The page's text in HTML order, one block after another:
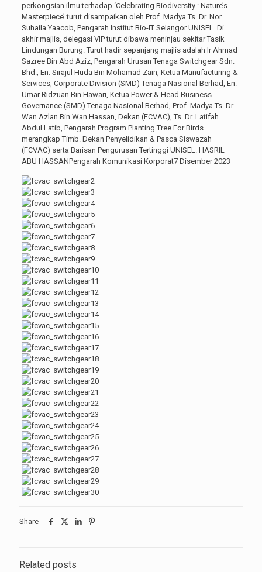
perkongsian ilmu terhadap ‘Celebrating Biodiversity : Nature’s
Masterpiece’ turut disampaikan oleh Prof. Madya Ts. Dr. Nor
Suhaila Yaacob, Pengarah Institut Bio-IT Selangor UNISEL. Di
akhir majlis, delegasi VIP turut dibawa meninjau sekitar Tasik
Lindungan Burung. Turut hadir sepanjang majlis adalah Ir Ahmad
Sazree Bin Abd Aziz, Pengarah Urusan Tenaga Switchgear Sdn.
Bhd., En. Sirajul Huda Bin Mohamad Zain, Ketua Manufacturing &
Services, Corporate Division (SMD) Tenaga Nasional Berhad, En.
Umar Ridzuan Bin Hawari, Ketua Power & Head Business
Governance (SMD) Tenaga Nasional Berhad, Prof. Madya Ts. Dr.
Wan Azlan Bin Wan Hassan, Dekan (FCVAC), Ts. Dr. Latifah
Abdul Latib, Pengarah Program Planting Tree For Birds
merangkap Timb. Dekan Penyelidikan & Pasca Siswazah
(FCVAC) serta Barisan Pengurusan Tertinggi UNISEL. HASRIL
ABU HASSANPengarah Komunikasi Korporat7 Disember 2023
Share
Related posts